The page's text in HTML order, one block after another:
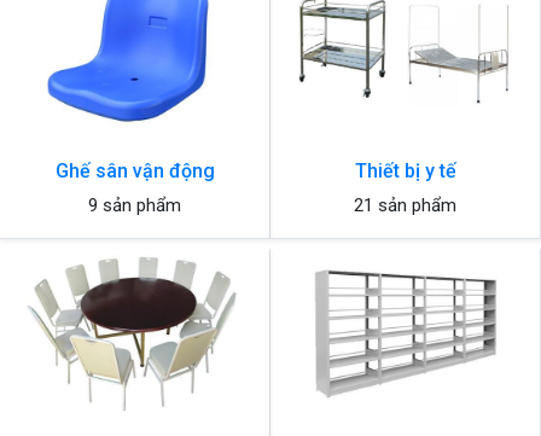
Ghế sân vận động
9 sản phẩm
Thiết bị y tế
21 sản phẩm